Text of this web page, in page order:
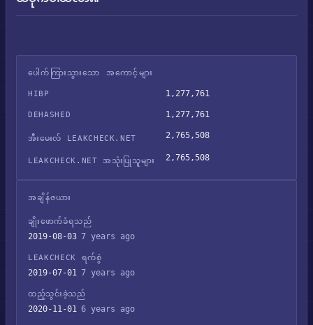
ပေါက်ကြားသွားသော အကောင့်များ
HIBP 1,277,761
DEHASHED 1,277,761
အီးမေးလ် LEAKCHECK.NET 2,765,508
LEAKCHECK.NET အသုံးပြုသူများ 2,765,508
အချိန်ဇယား
ချိုးဖောက်ခံရသည်
2019-08-03 7 years ago
LEAKCHECK ရက်စွဲ
2019-07-01 7 years ago
ထည့်သွင်းခဲ့သည်
2020-11-01 6 years ago